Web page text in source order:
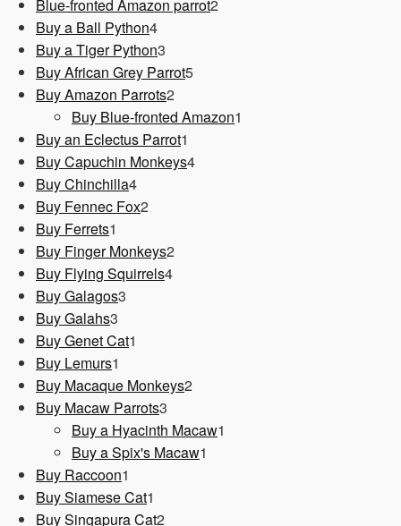
Produkte
Blue-fronted Amazon parrot22
Buy a Ball Python44
Produkte
Buy a Tiger Python3
Produkte
Buy African Grey Parrot55
Buy Amazon Parrots22
Produkte
Buy Blue-fronted Amazon1
Buy an Eclectus Parrot1
Produkt
Buy Capuchin Monkeys44
Buy Chinchilla44
Produkte
Buy Fennec Fox22
Buy Ferrets1
Produkt
Buy Finger Monkeys22
Buy Flying Squirrels44
Buy Galagos3
Buy Galahs3
Produkte
Buy Genet Cat1
Buy Lemurs1
Produkt
Buy Macaque Monkeys22
Buy Macaw Parrots3
Produkte
Buy a Hyacinth Macaw1
Buy a Spix's Macaw1
Buy Raccoon1
Produkt
Buy Siamese Cat1
Produkt
Buy Singapura Cat22